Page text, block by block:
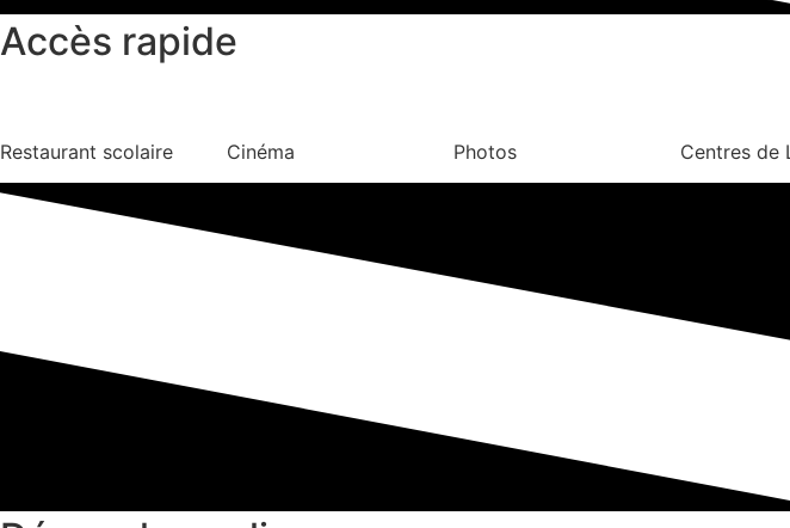
Accès rapide
Restaurant scolaire Cinéma Photos Centres de